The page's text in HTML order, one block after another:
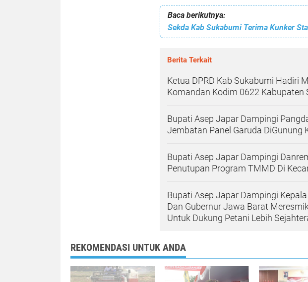
Baca berikutnya:
Berita Terkait
Ketua DPRD Kab Sukabumi Hadiri
Komandan Kodim 0622 Kabupaten
Bupati Asep Japar Dampingi
Jembatan Panel Garuda DiGunung
Bupati Asep Japar Dampingi
Penutupan Program TMMD Di
Bupati Asep Japar Dampingi
Dan Gubernur Jawa Barat
Untuk Dukung Petani Lebih
REKOMENDASI UNTUK ANDA